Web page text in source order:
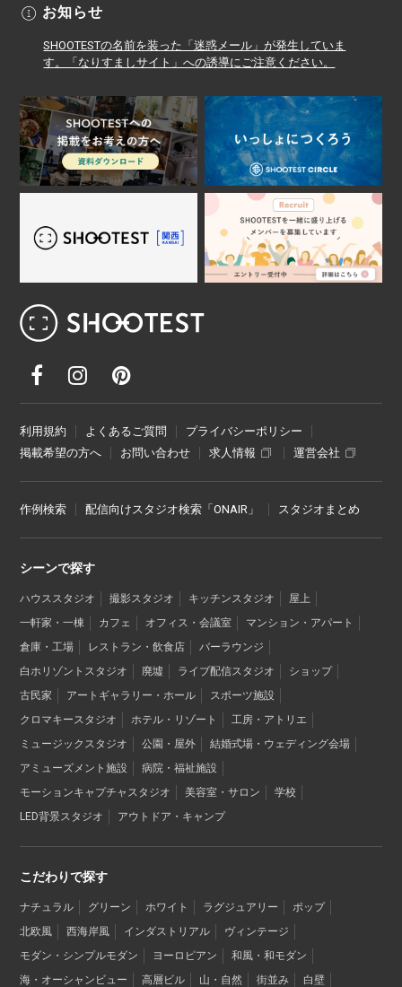
お知らせ
SHOOTESTの名前を装った「迷惑メール」が発生していま
す。「なりすましサイト」への誘導にご注意ください。
利用規約 よくあるご質問
プライバシーポリシー
掲載希望の方へ
お問い合わせ 求人情報 運営会社
作例検索 配信向けスタジオ検索「ONAIR」 スタジオまとめ
シーンで探す
ハウススタジオ 撮影スタジオ キッチンスタジオ
屋上
一軒家・一棟
カフェ オフィス・会議室
マンション・アパート
倉庫・工場
レストラン・飲食店
バーラウンジ
白ホリゾントスタジオ
廃墟 ライブ配信スタジオ
ショップ
古民家
アートギャラリー・ホール
スポーツ施設
クロマキースタジオ
ホテル・リゾート
工房・アトリエ
ミュージックスタジオ
公園・屋外
結婚式場・ウェディング会場
アミューズメント施設
病院・福祉施設
モーションキャプチャスタジオ
美容室・サロン
学校
LED背景スタジオ
アウトドア・キャンプ
こだわりで探す
ナチュラル グリーン ホワイト ラグジュアリー
ポップ
北欧風
西海岸風 インダストリアル
ヴィンテージ
モダン・シンプルモダン
ヨーロピアン
和風・和モダン
海・オーシャンビュー
高層ビル 山・自然 街並み
白壁